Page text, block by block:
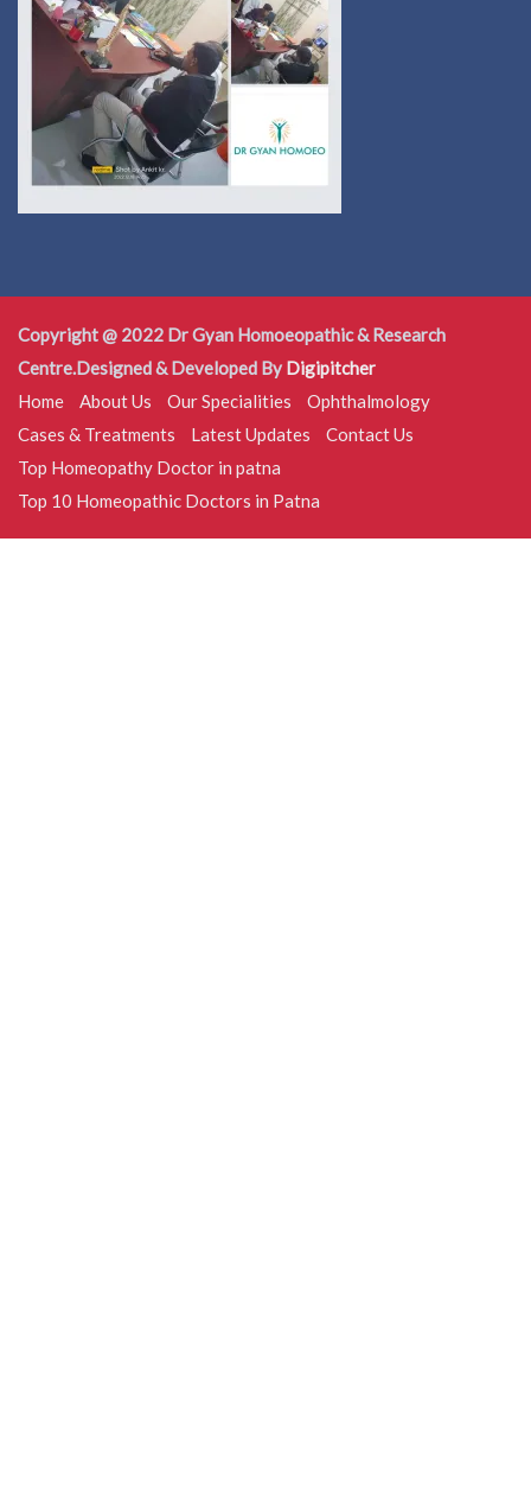
Copyright @ 2022 Dr Gyan Homoeopathic & Research
Centre.Designed & Developed By Digipitcher
Home
About Us Our Specialities
Ophthalmology
Cases & Treatments
Latest Updates
Contact Us
Top Homeopathy Doctor in patna
Top 10 Homeopathic Doctors in Patna